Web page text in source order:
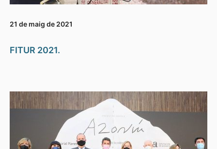
21 de maig de 2021
FITUR 2021.